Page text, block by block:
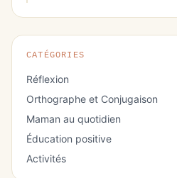
CATÉGORIES
Réflexion
Orthographe et Conjugaison
Maman au quotidien
Éducation positive
Activités